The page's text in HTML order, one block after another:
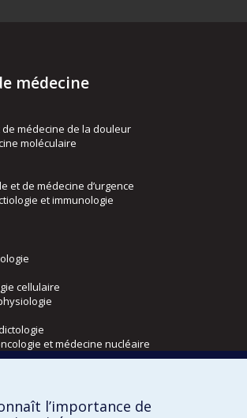
médecine
médecine de la douleur
moléculaire
et de médecine d’urgence
et immunologie
cellulaire
et médecine nucléaire
l’importance de